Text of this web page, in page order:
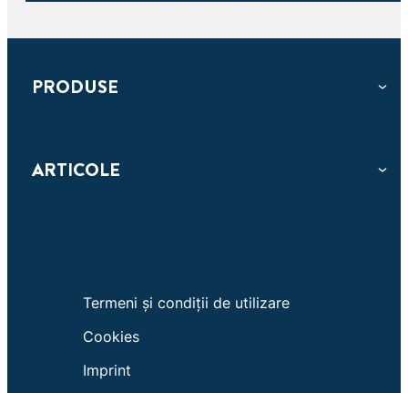
PRODUSE
ARTICOLE
Termeni și condiții de utilizare
Cookies
Imprint